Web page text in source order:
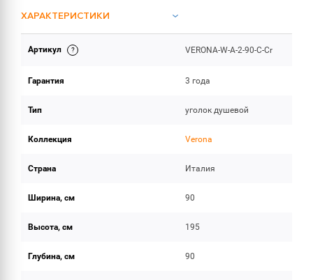
ХАРАКТЕРИСТИКИ
ОБЪЕМ ПОСТАВКИ
Артикул VERONA-W-A-2-90-C-Cr
Гарантия 3 года
Тип уголок душевой
Коллекция Verona
Страна Италия
Ширина, см 90
Высота, см 195
Глубина, см 90